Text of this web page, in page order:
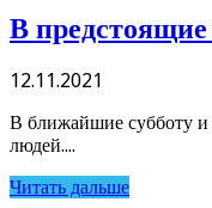
В предстоящие
12.11.2021
В ближайшие субботу и
людей....
Читать дальше